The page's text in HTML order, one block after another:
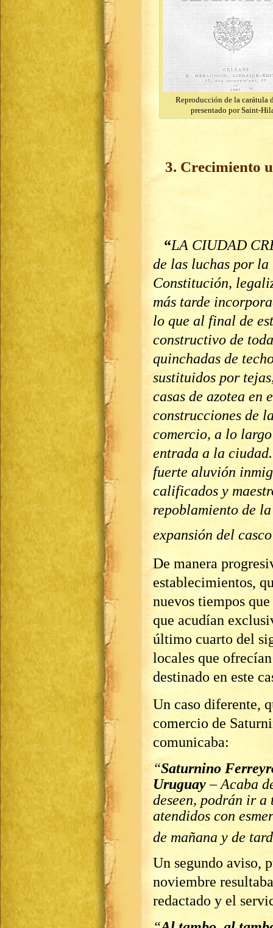
Reproducción de la carátula
presentado por Saint-
3. Crecimiento
“LA CIUDAD
de las luchas por
Constitución,
más tarde
lo que al final de
constructivo de
quinchadas de
sustituidos por
casas de azotea
construcciones de
comercio, a lo
entrada a la
fuerte aluvión
calificados y
repoblamiento de
expansión del
De manera
establecimientos,
nuevos tiempos
que acudían
último cuarto del
locales que
destinado en este
Un caso diferente,
comercio de
comunicaba:
“Saturnino
Uruguay– Acaba
deseen, podrán ir a
atendidos con
de mañana y de
Un segundo aviso,
noviembre
redactado y el